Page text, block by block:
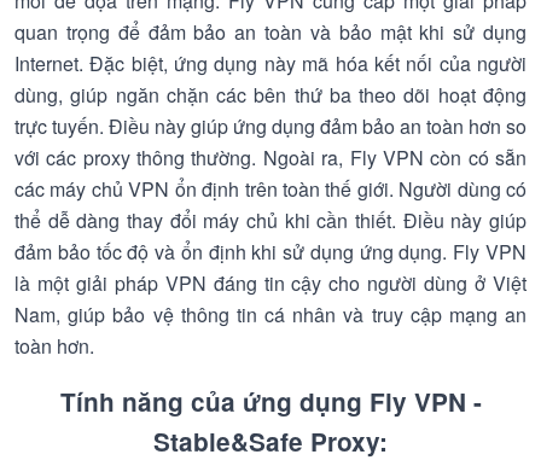
quan trọng để đảm bảo an toàn và bảo mật khi sử dụng
Internet. Đặc biệt, ứng dụng này mã hóa kết nối của người
dùng, giúp ngăn chặn các bên thứ ba theo dõi hoạt động
trực tuyến. Điều này giúp ứng dụng đảm bảo an toàn hơn so
với các proxy thông thường. Ngoài ra, Fly VPN còn có sẵn
các máy chủ VPN ổn định trên toàn thế giới. Người dùng có
thể dễ dàng thay đổi máy chủ khi cần thiết. Điều này giúp
đảm bảo tốc độ và ổn định khi sử dụng ứng dụng. Fly VPN
là một giải pháp VPN đáng tin cậy cho người dùng ở Việt
Nam, giúp bảo vệ thông tin cá nhân và truy cập mạng an
toàn hơn.
Tính năng của ứng dụng Fly VPN -
Stable&Safe Proxy: